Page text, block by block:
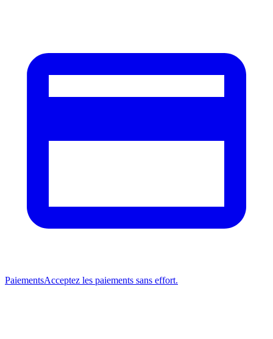
PaiementsAcceptez les paiements sans effort.